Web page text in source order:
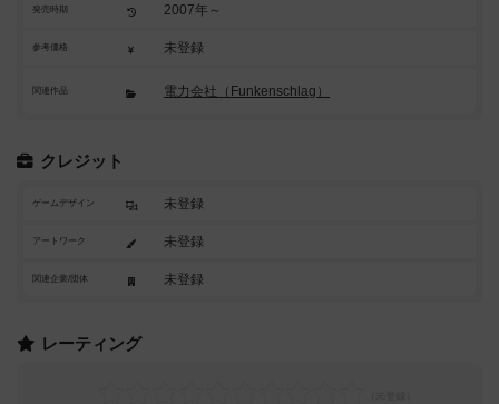
発売時期 2007年～
参考価格 未登録
関連作品 電力会社（Funkenschlag）
クレジット
ゲームデザイン 未登録
アートワーク 未登録
関連企業/団体 未登録
レーティング